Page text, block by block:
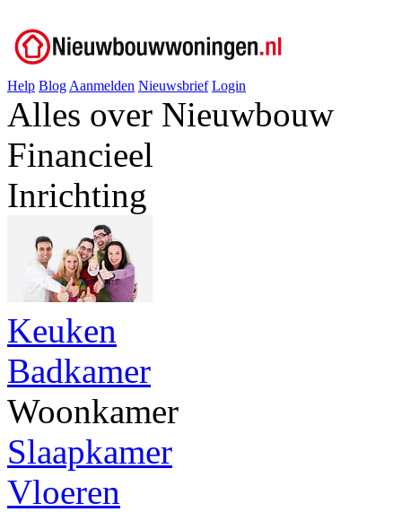
Help Blog Aanmelden Nieuwsbrief Login
Alles over Nieuwbouw
Financieel
Inrichting
Keuken
Badkamer
Woonkamer
Slaapkamer
Vloeren